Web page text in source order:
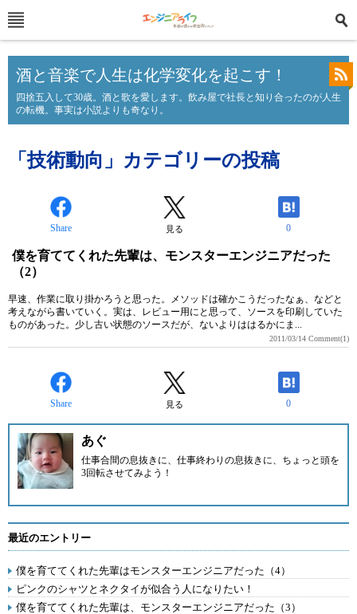
酒と音楽で人生は化学変化を起こす！
四捨五入して30歳。酒と歌を愛します。飲み屋で社長と知り合ったのが人生
の転機。事実は小説よりも奇なり。
「技術動向」カテゴリーの投稿
Share 見る 0
僕を育ててくれた先輩は、モンスターエンジニアだった
（2）
早速、作業に取り掛かろうと思った。メソッドは確かこうだったなぁ、などと
考えながら書いていく。実は、レビュー用にと思って、ソースを印刷していた
ものがあった。少し古い状態のソースだが、ないよりははるかにま...
2011/03/14 Comment(1)
Share 見る 0
あぐ
仕事合間の息抜きに、仕事終わりの息抜きに、ちょっと頭を
3回転させてみよう！
最近のエントリー
僕を育ててくれた先輩はモンスターエンジニアだった（4）
ピンクのシャツとネクタイが似合う人になりたい！
僕を育ててくれた先輩は、モンスターエンジニアだった（3）